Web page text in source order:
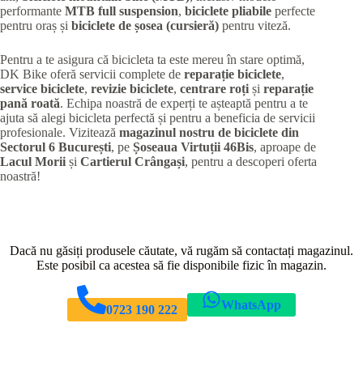
performante MTB full suspension, biciclete pliabile perfecte
pentru oraș și biciclete de șosea (cursieră) pentru viteză.
Pentru a te asigura că bicicleta ta este mereu în stare optimă,
DK Bike oferă servicii complete de reparație biciclete,
service biciclete, revizie biciclete, centrare roți și reparație
pană roată. Echipa noastră de experți te așteaptă pentru a te
ajuta să alegi bicicleta perfectă și pentru a beneficia de servicii
profesionale. Vizitează magazinul nostru de biciclete din
Sectorul 6 București, pe Șoseaua Virtuții 46Bis, aproape de
Lacul Morii și Cartierul Crângași, pentru a descoperi oferta
noastră!
Dacă nu găsiți produsele căutate, vă rugăm să contactați magazinul.
Este posibil ca acestea să fie disponibile fizic în magazin.
0723 190 222 WhatsApp